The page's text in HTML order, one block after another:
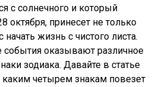
с солнечного и который
октября, принесет не только
жизнь с чистого листа.
события оказывают различное
зодиака. Давайте в статье
каким четырем знакам повезет